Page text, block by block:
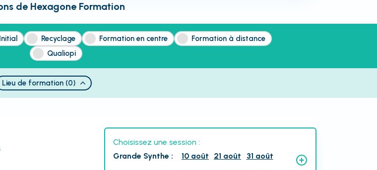
de Hexagone Formation
Initial Recyclage Formation en centre
Formation à distance
Qualiopi
Lieu de formation(0)
Choisissez une session :
Grande Synthe : 10 août 21 août 31 août